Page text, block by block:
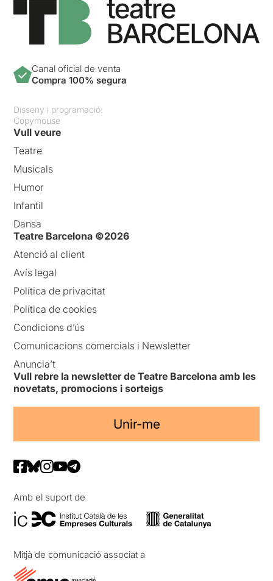
Canal oficial de venta
Compra 100% segura
Disseny i programació:
Copymouse
Vull veure
Teatre
Musicals
Humor
Infantil
Dansa
Teatre Barcelona ©2026
Atenció al client
Avís legal
Política de privacitat
Política de cookies
Condicions d’ús
Comunicacions comercials i Newsletter
Anuncia’t
Vull rebre la newsletter de Teatre Barcelona amb les
novetats, promocions i sorteigs
Unir-me
Amb el suport de
Mitjà de comunicació associat a